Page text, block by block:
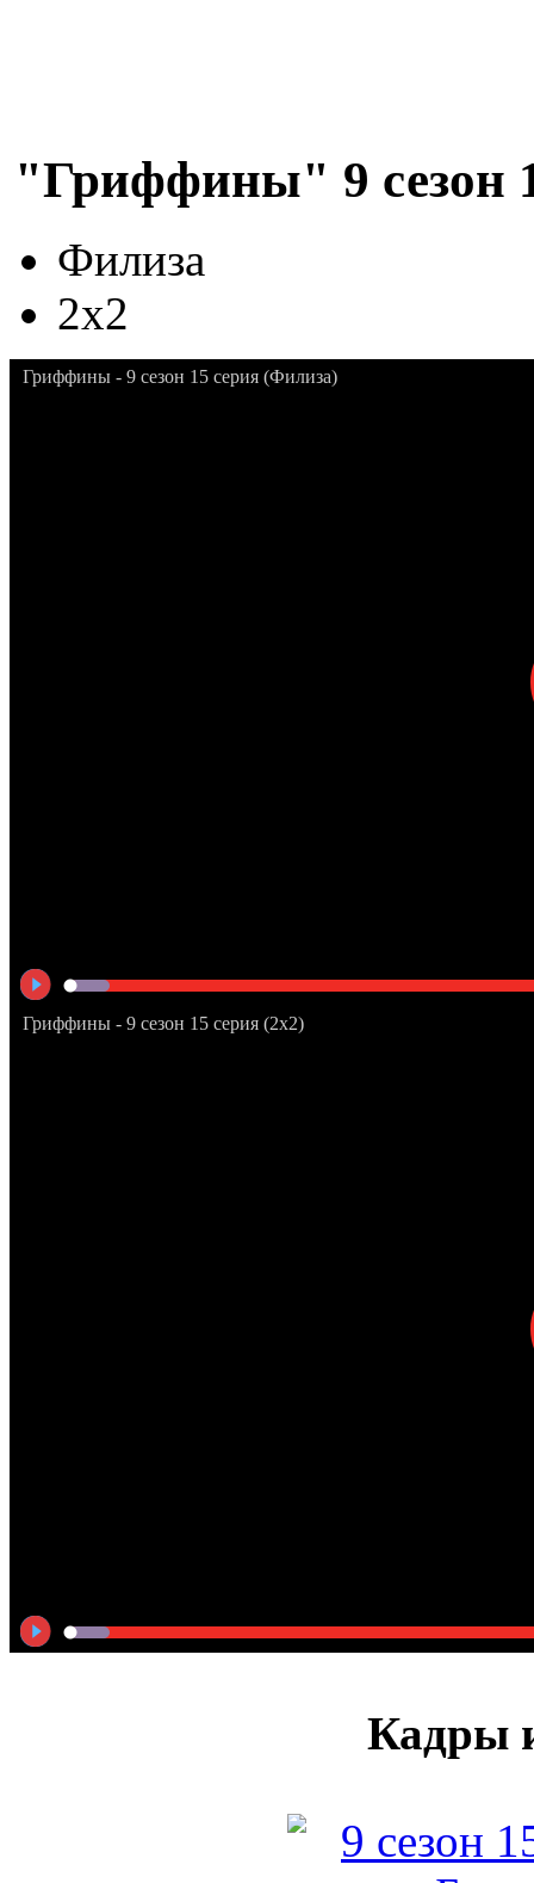
"Гриффины" 9 сезон
Филиза
2x2
Гриффины - 9 сезон 15 серия (Филиза)
Гриффины - 9 сезон 15 серия (2x2)
Кадры